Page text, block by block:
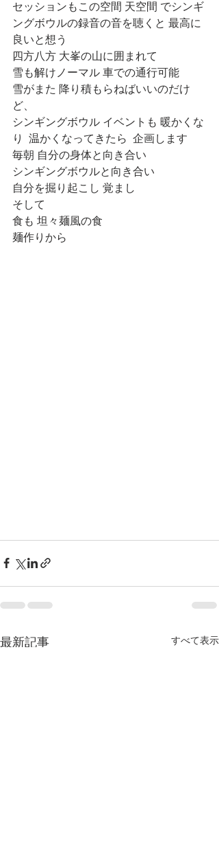
セッションもこの空間 天空間 でシンギ
ングボウルの録音の音を聴くと 最高に
良いと想う
四方八方 大峯の山に囲まれて
雪も解けノーマル 車での通行可能
雪がまた 降り積もらねばいいのだけ
ど、
シンギングボウル イベントも 暖かくな
り  温かくなってきたら  企画します
毎朝 自分の身体と向き合い
シンギングボウルと向き合い
自分を掘り起こし 覚まし
そして
食も 坦々麺風の食
麺作りから
最新記事 すべて表示